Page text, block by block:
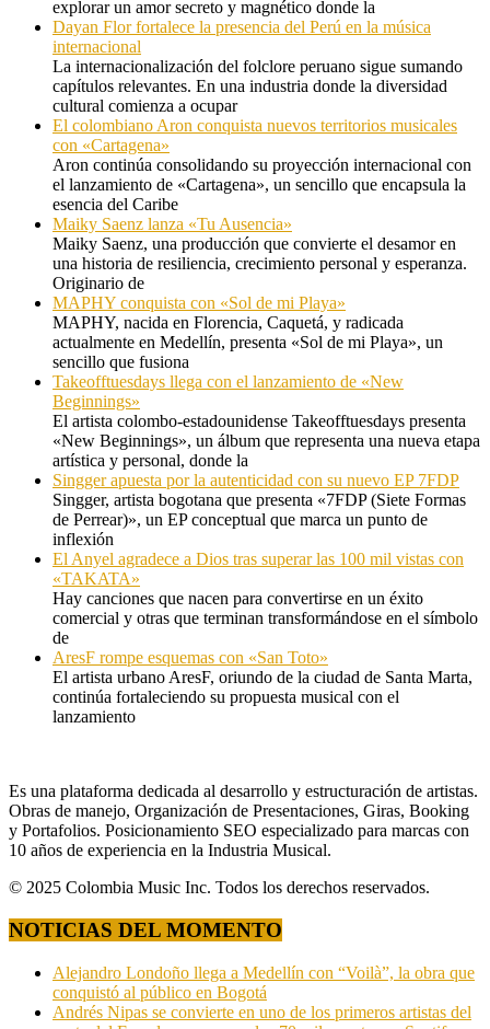
explorar un amor secreto y magnético donde la
Dayan Flor fortalece la presencia del Perú en la música
internacional
La internacionalización del folclore peruano sigue sumando
capítulos relevantes. En una industria donde la diversidad
cultural comienza a ocupar
El colombiano Aron conquista nuevos territorios musicales
con «Cartagena»
Aron continúa consolidando su proyección internacional con
el lanzamiento de «Cartagena», un sencillo que encapsula la
esencia del Caribe
Maiky Saenz lanza «Tu Ausencia»
Maiky Saenz, una producción que convierte el desamor en
una historia de resiliencia, crecimiento personal y esperanza.
Originario de
MAPHY conquista con «Sol de mi Playa»
MAPHY, nacida en Florencia, Caquetá, y radicada
actualmente en Medellín, presenta «Sol de mi Playa», un
sencillo que fusiona
Takeofftuesdays llega con el lanzamiento de «New
Beginnings»
El artista colombo-estadounidense Takeofftuesdays presenta
«New Beginnings», un álbum que representa una nueva etapa
artística y personal, donde la
Singger apuesta por la autenticidad con su nuevo EP 7FDP
Singger, artista bogotana que presenta «7FDP (Siete Formas
de Perrear)», un EP conceptual que marca un punto de
inflexión
El Anyel agradece a Dios tras superar las 100 mil vistas con
«TAKATA»
Hay canciones que nacen para convertirse en un éxito
comercial y otras que terminan transformándose en el símbolo
de
AresF rompe esquemas con «San Toto»
El artista urbano AresF, oriundo de la ciudad de Santa Marta,
continúa fortaleciendo su propuesta musical con el
lanzamiento
Es una plataforma dedicada al desarrollo y estructuración de artistas.
Obras de manejo, Organización de Presentaciones, Giras, Booking
y Portafolios. Posicionamiento SEO especializado para marcas con
10 años de experiencia en la Industria Musical.
© 2025 Colombia Music Inc. Todos los derechos reservados.
NOTICIAS DEL MOMENTO
Alejandro Londoño llega a Medellín con “Voilà”, la obra que
conquistó al público en Bogotá
Andrés Nipas se convierte en uno de los primeros artistas del